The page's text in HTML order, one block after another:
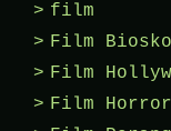
film
Film
Film
Film Horror